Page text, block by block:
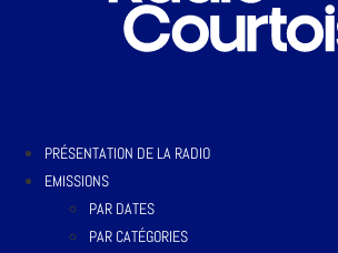
PRÉSENTATION DE LA RADIO
EMISSIONS
PAR DATES
PAR CATÉGORIES